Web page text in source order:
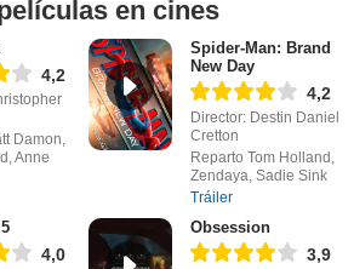
en cines
4,2
Damon,
Anne
Spider-Man: Brand
New Day
4,2
Director: Destin Daniel
Cretton
Reparto Tom Holland,
Zendaya, Sadie Sink
Tráiler
4,0
Obsession
3,9